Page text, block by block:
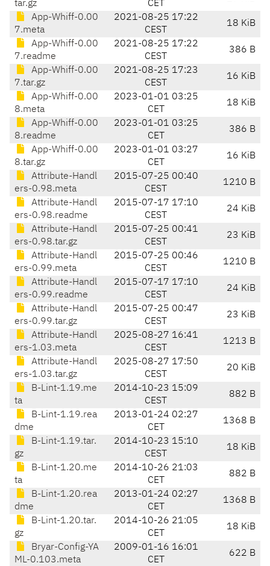
tar.gz
CET
App-Whiff-0.00
7.meta
2021-08-25 17:22
CEST
18 KiB
App-Whiff-0.00
7.readme
2021-08-25 17:22
CEST
386 B
App-Whiff-0.00
7.tar.gz
2021-08-25 17:23
CEST
16 KiB
App-Whiff-0.00
8.meta
2023-01-01 03:25
CET
18 KiB
App-Whiff-0.00
8.readme
2023-01-01 03:25
CET
386 B
App-Whiff-0.00
8.tar.gz
2023-01-01 03:27
CET
16 KiB
Attribute-Handl
ers-0.98.meta
2015-07-25 00:40
CEST
1210 B
Attribute-Handl
ers-0.98.readme
2015-07-17 17:10
CEST
24 KiB
Attribute-Handl
ers-0.98.tar.gz
2015-07-25 00:41
CEST
23 KiB
Attribute-Handl
ers-0.99.meta
2015-07-25 00:46
CEST
1210 B
Attribute-Handl
ers-0.99.readme
2015-07-17 17:10
CEST
24 KiB
Attribute-Handl
ers-0.99.tar.gz
2015-07-25 00:47
CEST
23 KiB
Attribute-Handl
ers-1.03.meta
2025-08-27 16:41
CEST
1213 B
Attribute-Handl
ers-1.03.tar.gz
2025-08-27 17:50
CEST
20 KiB
B-Lint-1.19.me
ta
2014-10-23 15:09
CEST
882 B
B-Lint-1.19.rea
dme
2013-01-24 02:27
CET
1368 B
B-Lint-1.19.tar.
gz
2014-10-23 15:10
CEST
18 KiB
B-Lint-1.20.me
ta
2014-10-26 21:03
CET
882 B
B-Lint-1.20.rea
dme
2013-01-24 02:27
CET
1368 B
B-Lint-1.20.tar.
gz
2014-10-26 21:05
CET
18 KiB
Bryar-Config-YA
ML-0.103.meta
2009-01-16 16:01
CET
622 B